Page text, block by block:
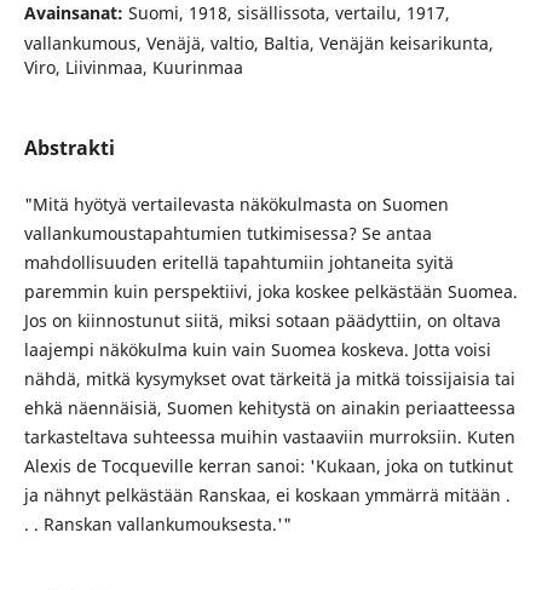
Avainsanat: Suomi, 1918, sisällissota, vertailu, 1917,
vallankumous, Venäjä, valtio, Baltia, Venäjän keisarikunta,
Viro, Liivinmaa, Kuurinmaa
Abstrakti
"Mitä hyötyä vertailevasta näkökulmasta on Suomen
vallankumoustapahtumien tutkimisessa? Se antaa
mahdollisuuden eritellä tapahtumiin johtaneita syitä
paremmin kuin perspektiivi, joka koskee pelkästään Suomea.
Jos on kiinnostunut siitä, miksi sotaan päädyttiin, on oltava
laajempi näkökulma kuin vain Suomea koskeva. Jotta voisi
nähdä, mitkä kysymykset ovat tärkeitä ja mitkä toissijaisia tai
ehkä näennäisiä, Suomen kehitystä on ainakin periaatteessa
tarkasteltava suhteessa muihin vastaaviin murroksiin. Kuten
Alexis de Tocqueville kerran sanoi: 'Kukaan, joka on tutkinut
ja nähnyt pelkästään Ranskaa, ei koskaan ymmärrä mitään .
. . Ranskan vallankumouksesta.'"